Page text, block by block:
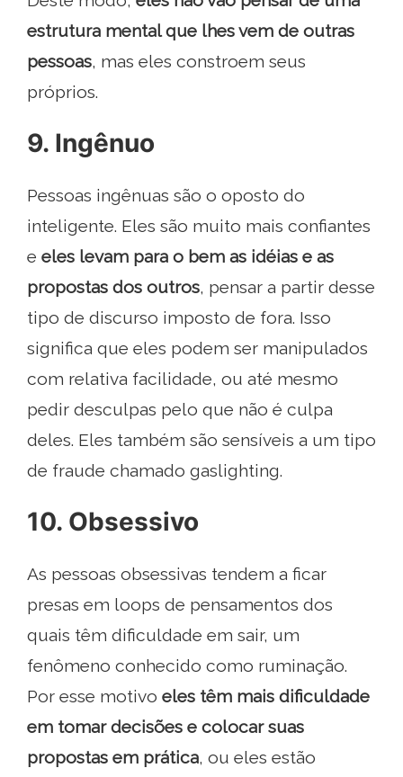
estrutura mental que lhes vem de outras
pessoas, mas eles constroem seus
próprios.
9. Ingênuo
Pessoas ingênuas são o oposto do
inteligente. Eles são muito mais confiantes
e eles levam para o bem as idéias e as
propostas dos outros, pensar a partir desse
tipo de discurso imposto de fora. Isso
significa que eles podem ser manipulados
com relativa facilidade, ou até mesmo
pedir desculpas pelo que não é culpa
deles. Eles também são sensíveis a um tipo
de fraude chamado gaslighting.
10. Obsessivo
As pessoas obsessivas tendem a ficar
presas em loops de pensamentos dos
quais têm dificuldade em sair, um
fenômeno conhecido como ruminação.
Por esse motivo eles têm mais dificuldade
em tomar decisões e colocar suas
propostas em prática, ou eles estão